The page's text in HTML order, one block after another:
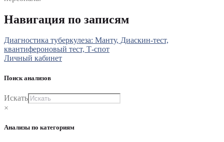
Навигация по записям
Диагностика туберкулеза: Манту, Диаскин-тест,
квантифероновый тест, Т-спот
Личный кабинет
Поиск анализов
Искать
×
Анализы по категориям